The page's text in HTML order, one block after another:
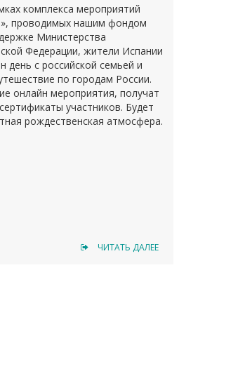
комплекса мероприятий
проводимых нашим фондом
Министерства
Федерации, жители Испании
день с российской семьей и
по городам России.
онлайн мероприятия, получат
участников. Будет
рождественская атмосфера.
ЧИТАТЬ ДАЛЕЕ